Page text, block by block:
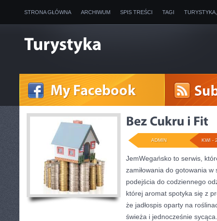
STRONA GŁÓWNA ARCHIWUM SPIS TREŚCI TAGI
KWI -
ADMIN
JemWegańsko to serwis,
zamiłowania do gotowania
podejścia do codziennego
której aromat spotyka się z
że jadłospis oparty na
świeża i jednocześnie